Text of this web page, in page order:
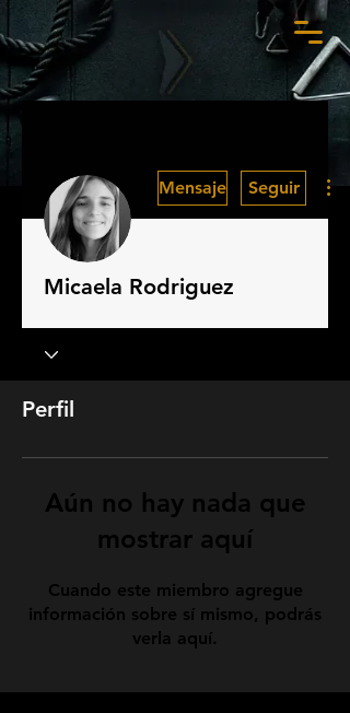
Mensaje Seguir
Micaela Rodriguez
Perfil
Aún no hay nada que
mostrar aquí
Cuando este miembro agregue
información sobre sí mismo, podrás
verla aquí.